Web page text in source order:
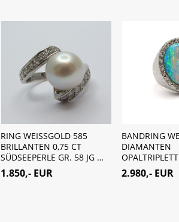
RING WEISSGOLD 585
BRILLANTEN 0,75 CT
SÜDSEEPERLE GR. 58 JG …
1.850,- EUR
BANDRING
DIAMANTEN
2.980,- EUR